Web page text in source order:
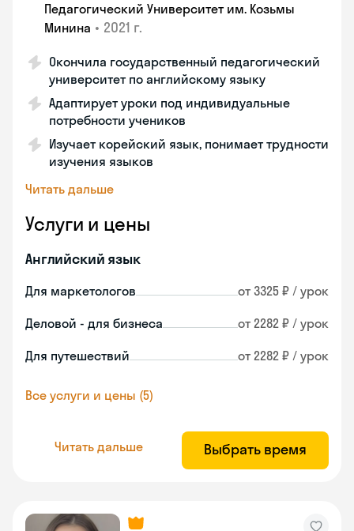
Педагогический Университет им. Козьмы
Минина • 2021 г.
Окончила государственный педагогический
университет по английскому языку
Адаптирует уроки под индивидуальные
потребности учеников
Изучает корейский язык, понимает трудности
изучения языков
Читать дальше
Услуги и цены
Английский язык
Для маркетологов от 3325 ₽ / урок
Деловой - для бизнеса от 2282 ₽ / урок
Для путешествий от 2282 ₽ / урок
Все услуги и цены (5)
Читать дальше Выбрать время